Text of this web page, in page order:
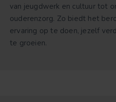
van jeugdwerk en cultuur tot
ouderenzorg. Zo biedt het
ervaring op te doen, jezelf
te groeien.